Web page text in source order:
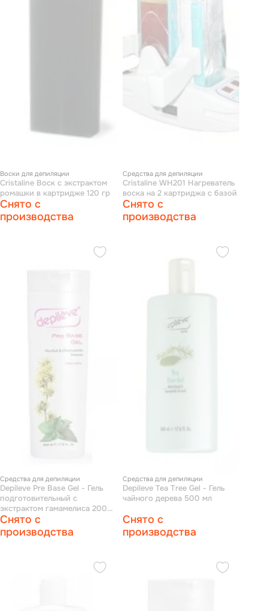
Воски для депиляции
Cristaline Воск с экстрактом
ромашки в картридже 120 гр
Снято с
производства
Средства для депиляции
Cristaline WH201 Нагреватель
воска на 2 картриджа с базой
Снято с
производства
Средства для депиляции
Depileve Pre Base Gel - Гель
подготовительный с
экстрактом гамамелиса 200
мл
Снято с
производства
Средства для депиляции
Depileve Tea Tree Gel - Гель
чайного дерева 500 мл
Снято с
производства